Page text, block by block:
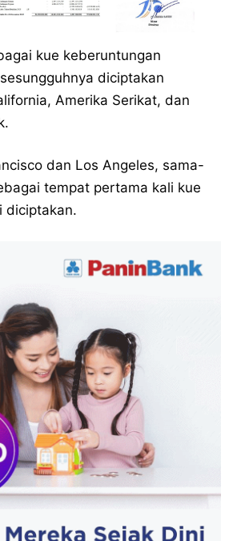
kue keberuntungan
diciptakan
Amerika Serikat, dan
dan Los Angeles, sama-
tempat pertama kali kue
diciptakan.